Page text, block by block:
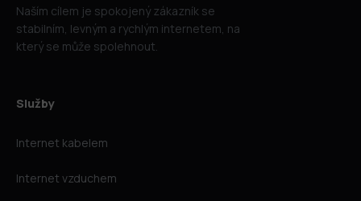
Naším cílem je spokojený zákazník se
stabilním, levným a rychlým internetem, na
který se může spolehnout.
Služby
Internet kabelem
Internet vzduchem